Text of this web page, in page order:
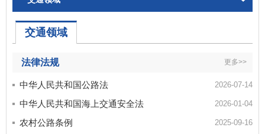
交通领域
更多>>
法律法规
2026-07-14
中华人民共和国公路法
2026-01-04
中华人民共和国海上交通安全法
2025-09-16
农村公路条例